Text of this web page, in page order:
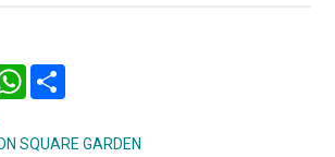
WhatsApp
SQUARE GARDEN